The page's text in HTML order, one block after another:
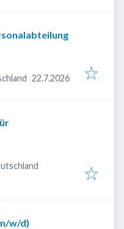
Veröffentlicht:
22.7.2026
w/d)